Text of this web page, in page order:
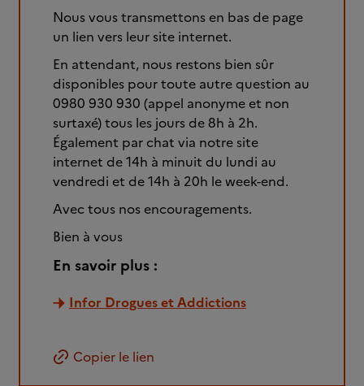
Nous vous transmettons en bas de page
un lien vers leur site internet.
En attendant, nous restons bien sûr
disponibles pour toute autre question au
0980 930 930 (appel anonyme et non
surtaxé) tous les jours de 8h à 2h.
Également par chat via notre site
internet de 14h à minuit du lundi au
vendredi et de 14h à 20h le week-end.
Avec tous nos encouragements.
Bien à vous
En savoir plus :
Infor Drogues et Addictions
Copier le lien